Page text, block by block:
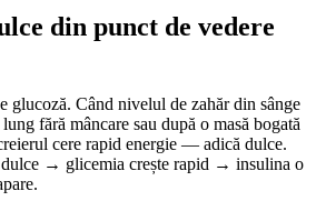
din punct de vedere
glucoză. Când nivelul de zahăr din sânge
fără mâncare sau după o masă bogată
cere rapid energie — adică dulce.
→ glicemia crește rapid → insulina o